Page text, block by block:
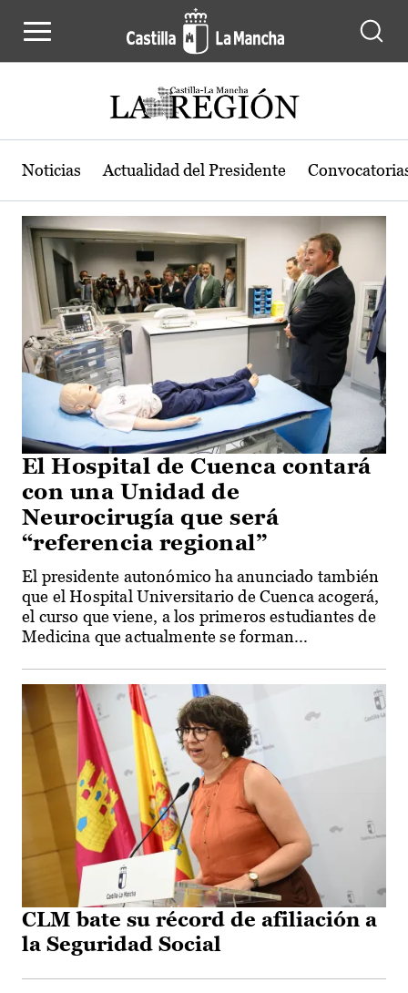
Actualidad de la región de Castilla-
Noticias Actualidad del Presidente
El Hospital de Cuenca contará
con una Unidad de
Neurocirugía que será
“referencia regional”
El presidente autonómico ha anunciado también
que el Hospital Universitario de Cuenca acogerá,
el curso que viene, a los primeros estudiantes de
Medicina que actualmente se forman...
CLM bate su récord de afiliación a
la Seguridad Social